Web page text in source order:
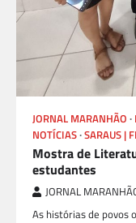
JORNAL MARANHÃO
NOTÍCIAS SARAUS |
Mostra de
estudantes
JORNAL
As histórias de povos